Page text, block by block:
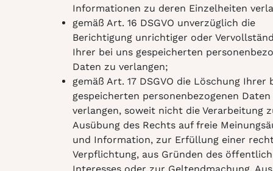
Informationen zu deren Einzelheiten
gemäß Art. 16 DSGVO unverzüglich die
Berichtigung unrichtiger oder
Ihrer bei uns gespeicherten
Daten zu verlangen;
gemäß Art. 17 DSGVO die Löschung Ihrer
gespeicherten personenbezogenen Daten
verlangen, soweit nicht die Verarbeitung
Ausübung des Rechts auf freie
und Information, zur Erfüllung einer
Verpflichtung, aus Gründen des
Interesses oder zur Geltendmachung,